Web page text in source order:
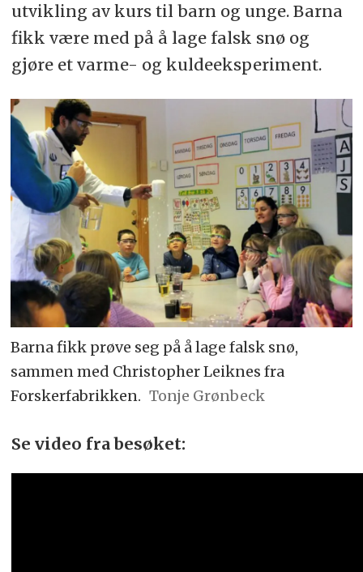
utvikling av kurs til barn og unge. Barna
fikk være med på å lage falsk snø og
gjøre et varme- og kuldeeksperiment.
Barna fikk prøve seg på å lage falsk snø,
sammen med Christopher Leiknes fra
Forskerfabrikken. Tonje Grønbeck
Se video fra besøket: